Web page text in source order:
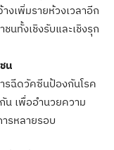
เพิ่มรายห้วงเวลาอีก
นทั้งเชิงรับและเชิงรุก
น
รฉีดวัคซีนป้องกันโรค
น เพื่ออำนวยความ
รหลายรอบ